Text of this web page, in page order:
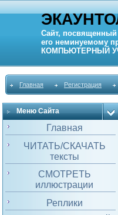
Сайт, посвященный
его неминуемому
КОМПЬЮТЕРНЫЙ
Главная Регистрация
Меню Сайта
Главная
ЧИТАТЬ/СКАЧАТЬ
тексты
СМОТРЕТЬ
иллюстрации
Реплики